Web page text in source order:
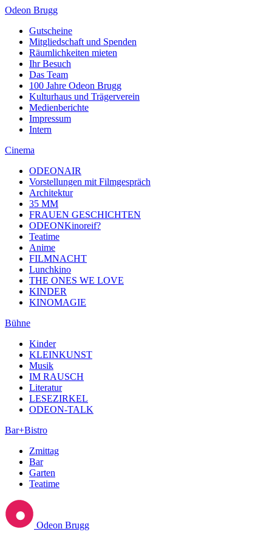
Odeon Brugg
Gutscheine
Mitgliedschaft und Spenden
Räumlichkeiten mieten
Ihr Besuch
Das Team
100 Jahre Odeon Brugg
Kulturhaus und Trägerverein
Medienberichte
Impressum
Intern
Cinema
ODEONAIR
Vorstellungen mit Filmgespräch
Architektur
35 MM
FRAUEN GESCHICHTEN
ODEONKinoreif?
Teatime
Anime
FILMNACHT
Lunchkino
THE ONES WE LOVE
KINDER
KINOMAGIE
Bühne
Kinder
KLEINKUNST
Musik
IM RAUSCH
Literatur
LESEZIRKEL
ODEON-TALK
Bar+Bistro
Zmittag
Bar
Garten
Teatime
Odeon Brugg